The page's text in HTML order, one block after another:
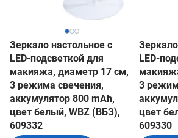
Зеркало настольное с
LED-подсветкой для
макияжа, диаметр 17 см,
3 режима свечения,
аккумулятор 800 mAh,
цвет белый, WBZ (ВБЗ),
609332
LED-
3
цвет
609330